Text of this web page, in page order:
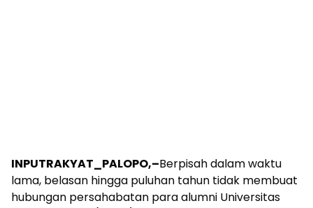
INPUTRAKYAT_PALOPO,–Berpisah dalam waktu
lama, belasan hingga puluhan tahun tidak membuat
hubungan persahabatan para alumni Universitas